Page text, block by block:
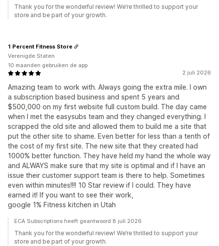
Thank you for the wonderful review! We’re thrilled to support your
store and be part of your growth.
2 juli 2026
Amazing team to work with. Always going the extra mile. I own
a subscription based business and spent 5 years and
$500,000 on my first website full custom build. The day came
when I met the easysubs team and they changed everything. I
scrapped the old site and allowed them to build me a site that
put the other site to shame. Even better for less than a tenth of
the cost of my first site. The new site that they created had
1000% better function. They have held my hand the whole way
and ALWAYS make sure that my site is optimal and if I have an
issue their customer support team is there to help. Sometimes
even within minutes!!!! 10 Star review if I could. They have
earned it! If you want to see their work,
google 1% Fitness kitchen in Utah
1 Percent Fitness Store
Verenigde Staten
10 maanden gebruiken de app
ECA Subscriptions heeft geantwoord 8 juli 2026
Thank you for the wonderful review! We’re thrilled to support your
store and be part of your growth.